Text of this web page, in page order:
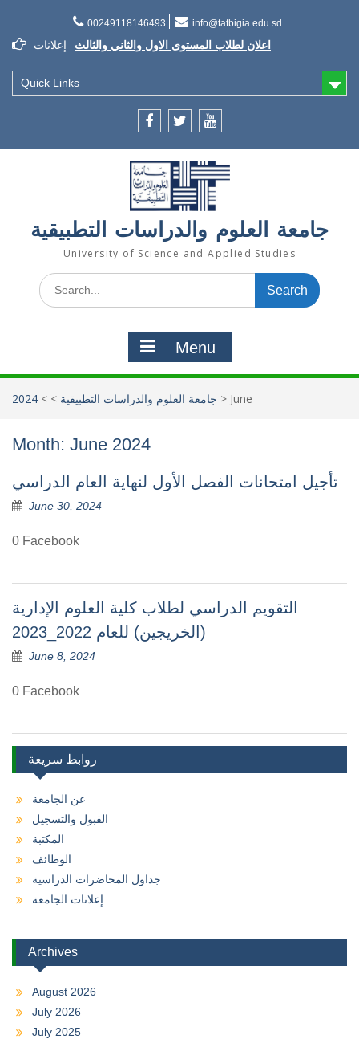
content
00249118146493 info@tatbigia.edu.sd
إعلانات
اعلان لطلاب المستوى الاول والثاني والثالث
Quick Links
جامعة العلوم والدراسات التطبيقية
University of Science and Applied Studies
Search
for:
Menu
جامعة العلوم والدراسات التطبيقية >
>
2024 > June
Month: June 2024
تأجيل امتحانات الفصل الأول لنهاية العام الدراسي
June 30, 2024
0 Facebook
التقويم الدراسي لطلاب كلية العلوم الإدارية
(الخريجين) للعام 2022_2023
June 8, 2024
0 Facebook
روابط سريعة
عن الجامعة
القبول والتسجيل
المكتبة
الوظائف
جداول المحاضرات الدراسية
إعلانات الجامعة
Archives
August 2026
July 2026
July 2025